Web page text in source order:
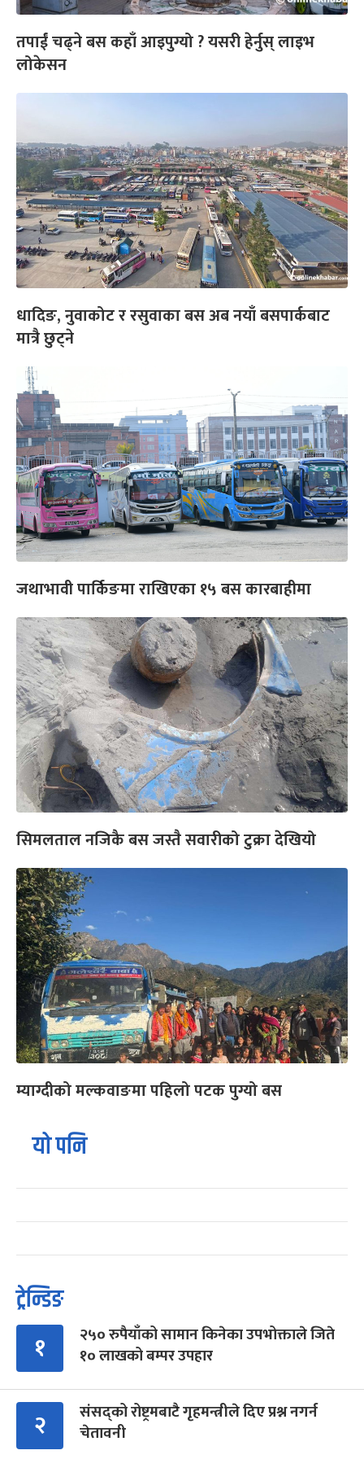
तपाईं चढ्ने बस कहाँ आइपुग्यो ? यसरी हेर्नुस् लाइभ
लोकेसन
धादिङ, नुवाकोट र रसुवाका बस अब नयाँ बसपार्कबाट
मात्रै छुट्ने
जथाभावी पार्किङमा राखिएका १५ बस कारबाहीमा
सिमलताल नजिकै बस जस्तै सवारीको टुक्रा देखियो
म्याग्दीको मल्कवाङमा पहिलो पटक पुग्यो बस
यो पनि
ट्रेन्डिङ
१
२५० रुपैयाँको सामान किनेका उपभोक्ताले जिते
१० लाखको बम्पर उपहार
२
संसद्को रोष्ट्रमबाटै गृहमन्त्रीले दिए प्रश्न नगर्न
चेतावनी